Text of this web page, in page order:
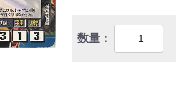
数量：